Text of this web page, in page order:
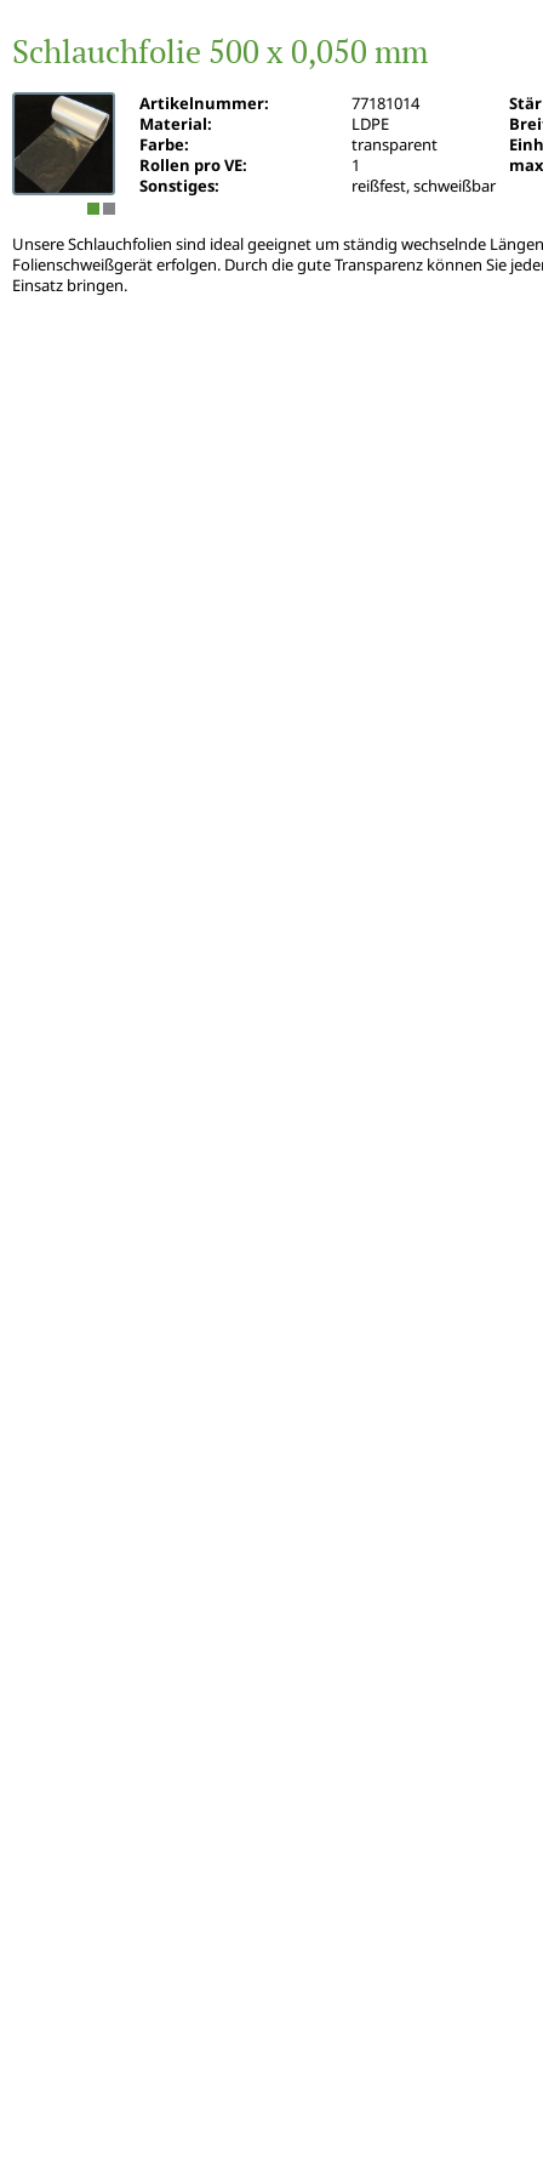
Schlauchfolie 500 x 0,050 mm
Artikelnummer: 77181014
Material: LDPE
Farbe: transparent
Rollen pro VE: 1
Sonstiges: reißfest, schweißbar
Unsere Schlauchfolien sind ideal geeignet um ständig wechselnde
Folienschweißgerät erfolgen. Durch die gute Transparenz können Sie
Einsatz bringen.